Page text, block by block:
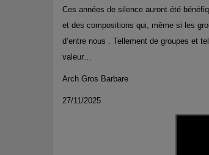
Ces années de silence auront été
et des compositions qui, même si les
d’entre nous . Tellement de groupes et
valeur…
Arch Gros Barbare
27/11/2025